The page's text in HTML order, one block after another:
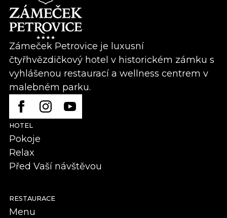
Zámeček Petrovice je luxusní
čtyřhvězdičkový hotel v historickém zámku s
vyhlášenou restaurací a wellness centrem v
malebném parku.
HOTEL
Pokoje
Relax
Před Vaší návštěvou
RESTAURACE
Menu